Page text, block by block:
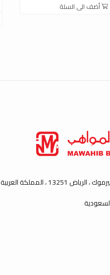
أضف الى السلة
طريق الصحابة ، اليرموك ، الرياض 13251 ، المملكة العربية